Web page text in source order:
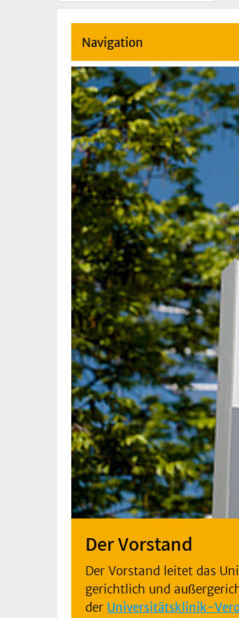
Navigation
Der Vorstand
Der Vorstand leitet das
gerichtlich und
der Universitätsklinik-